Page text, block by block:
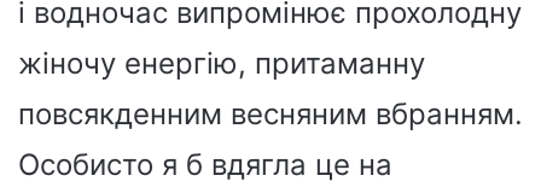
і водночас випромінює прохолодну
жіночу енергію, притаманну
повсякденним весняним вбранням.
Особисто я б вдягла це на